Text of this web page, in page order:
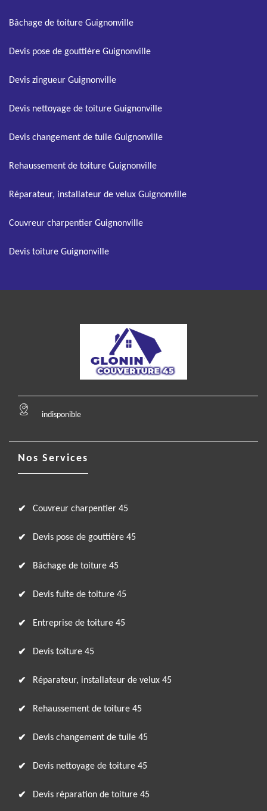
Bâchage de toiture Guignonville
Devis pose de gouttière Guignonville
Devis zingueur Guignonville
Devis nettoyage de toiture Guignonville
Devis changement de tuile Guignonville
Rehaussement de toiture Guignonville
Réparateur, installateur de velux Guignonville
Couvreur charpentier Guignonville
Devis toiture Guignonville
indisponible
Nos Services
Couvreur charpentier 45
Devis pose de gouttière 45
Bâchage de toiture 45
Devis fuite de toiture 45
Entreprise de toiture 45
Devis toiture 45
Réparateur, installateur de velux 45
Rehaussement de toiture 45
Devis changement de tuile 45
Devis nettoyage de toiture 45
Devis réparation de toiture 45